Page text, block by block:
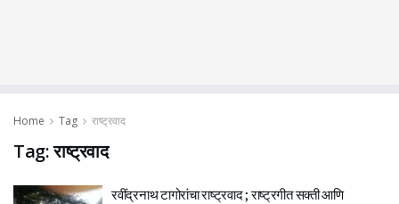
Home Tag राष्ट्रवाद
Tag:राष्ट्रवाद
रवींद्रनाथ टागोरांचा राष्ट्रवाद ; राष्ट्रगीत सक्ती आणि